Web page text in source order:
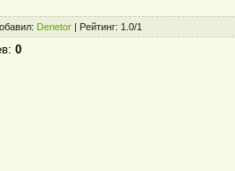
: Denetor Рейтинг: 1.0/1
: 0